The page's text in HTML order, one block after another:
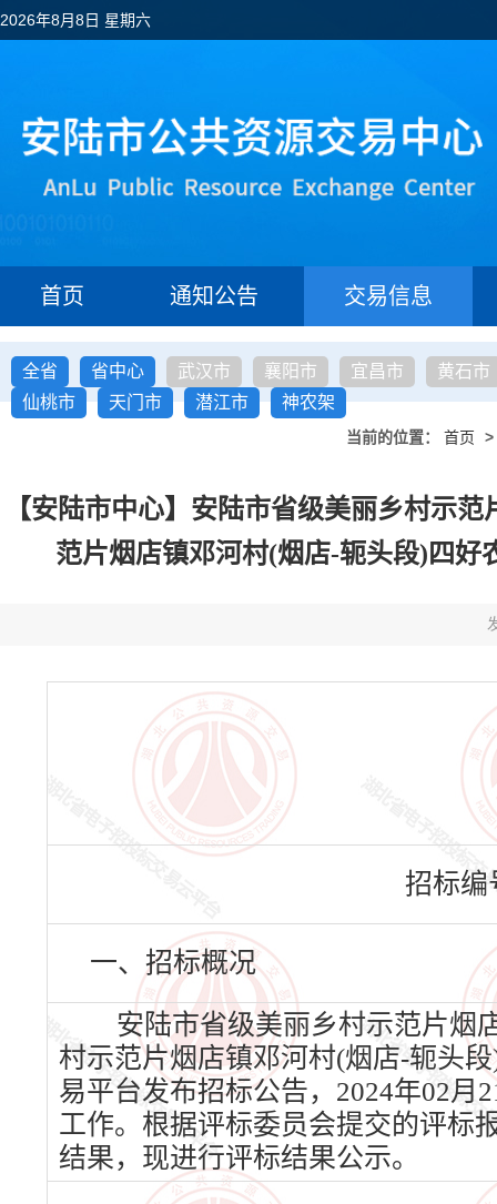
2026年8月8日 星期六
首页 通知公告 交易信息
全省 省中心 武汉市 襄阳市 宜昌市
黄石市
仙桃市
天门市 潜江市 神农架
当前的位置： 首页 >
【安陆市中心】安陆市省级美丽乡村示
范片烟店镇邓河村(烟店-轭头段)四好
招标编
一、招标概况
安陆市省级美丽乡村示范片烟
村示范片烟店镇邓河村(烟店-轭头
易平台发布招标公告，2024年02月
工作。根据评标委员会提交的评标
结果，现进行评标结果公示。